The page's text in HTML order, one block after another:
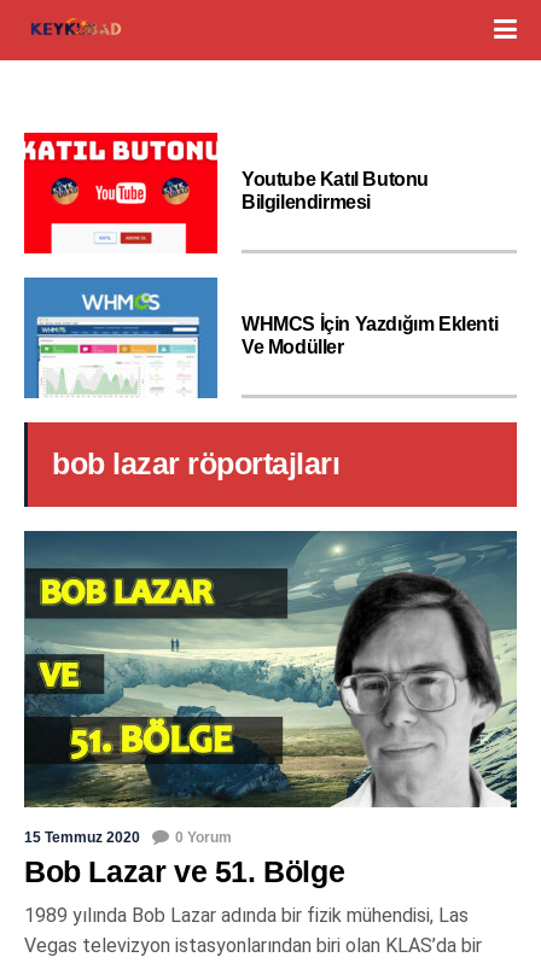
Youtube Katıl Butonu
Bilgilendirmesi
WHMCS İçin Yazdığım Eklenti
Ve Modüller
bob lazar röportajları
15 Temmuz 2020 0 Yorum
Bob Lazar ve 51. Bölge
1989 yılında Bob Lazar adında bir fizik mühendisi, Las
Vegas televizyon istasyonlarından biri olan KLAS’da bir